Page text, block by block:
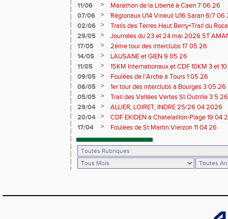
11/06
>
Marathon de la Liberté à Caen 7 06 26
07/06
>
Régionaux U14 Vineuil U16 Saran 6/7 06
02/06
>
Trails des Terres Haut Berry+Trail du
du Berry 30/31 05 2026
29/05 >
Journées du 23 et 24 mai 2026 ST
17/05
>
2ème tour des interclubs 17 05 26
14/05
>
LAUSANE et GIEN 9 05 26
11/05
>
15KM Internationaux et CDF 10KM 3 et
09/05
>
Foulées de l'Arche à Tours 1 05 26
06/05
>
1er tour des interclubs à Bourges 3 05 26
05/05
>
Trail des Vallées Vertes St Outrille 3 5 26
29/04
>
ALLIER, LOIRET, INDRE 25/26 04 2026
20/04
>
CDF EKIDEN à Chatelaillon-Plage 19 04
17/04
> Foulées de St Martin Vierzon 11 04 26